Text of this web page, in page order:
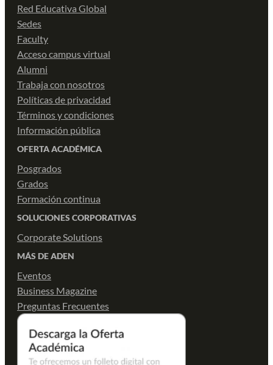
Red Educativa Global
Sedes
Faculty
Acceso campus virtual
Alumni
Trabaja con nosotros
Políticas de privacidad
Términos y condiciones
Información pública
OFERTA ACADÉMICA
Posgrados
Grados
Formación continua
SOLUCIONES CORPORATIVAS
Corporate Solutions
MÁS DE ADEN
Eventos
Business Magazine
Preguntas Frecuentes